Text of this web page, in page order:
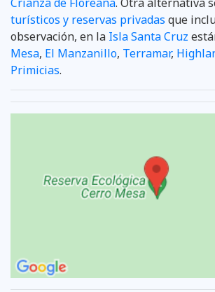
turísticos y reservas privadas que
observación, en la Isla Santa Cruz
Mesa, El Manzanillo, Terramar,
Primicias.